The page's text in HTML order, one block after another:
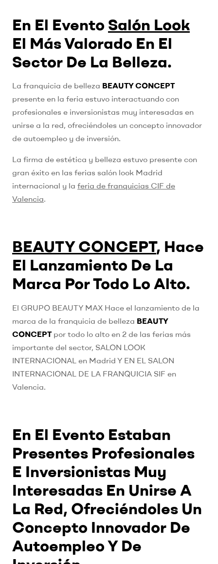
En El Evento Salón Look
El Más Valorado En El
Sector De La Belleza.
La franquicia de belleza BEAUTY CONCEPT
presente en la feria estuvo interactuando con
profesionales e inversionistas muy interesadas en
unirse a la red, ofreciéndoles un concepto innovador
de autoempleo y de inversión.
La firma de estética y belleza estuvo presente con
gran éxito en las ferias salón look Madrid
internacional y la feria de franquicias CIF de
Valencia.
BEAUTY CONCEPT, Hace
El Lanzamiento De La
Marca Por Todo Lo Alto.
El GRUPO BEAUTY MAX Hace el lanzamiento de la
marca de la franquicia de belleza BEAUTY
CONCEPTpor todo lo alto en 2 de las ferias más
importante del sector, SALON LOOK
INTERNACIONAL en Madrid Y EN EL SALON
INTERNACIONAL DE LA FRANQUICIA SIF en
Valencia.
En El Evento Estaban
Presentes Profesionales
E Inversionistas Muy
Interesadas En Unirse A
La Red, Ofreciéndoles Un
Concepto Innovador De
Autoempleo Y De